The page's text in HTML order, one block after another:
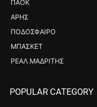
ΠΑΟΚ
ΆΡΗΣ
ΠΟΔΌΣΦΑΙΡΟ
ΜΠΆΣΚΕΤ
ΡΕΆΛ ΜΑΔΡΊΤΗΣ
POPULAR CATEGORY